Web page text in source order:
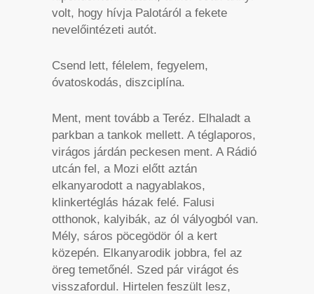
volt, hogy hívja Palotáról a fekete
nevelőintézeti autót.
Csend lett, félelem, fegyelem,
óvatoskodás, diszciplína.
Ment, ment tovább a Teréz. Elhaladt a
parkban a tankok mellett. A téglaporos,
virágos járdán peckesen ment. A Rádió
utcán fel, a Mozi előtt aztán
elkanyarodott a nagyablakos,
klinkertéglás házak felé. Falusi
otthonok, kalyibák, az ól vályogból van.
Mély, sáros pöcegödör ól a kert
közepén. Elkanyarodik jobbra, fel az
öreg temetőnél. Szed pár virágot és
visszafordul. Hirtelen feszült lesz,